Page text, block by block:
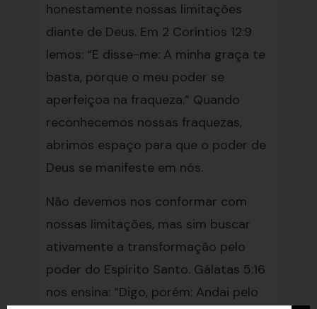
honestamente nossas limitações
diante de Deus. Em 2 Coríntios 12:9
lemos: “E disse-me: A minha graça te
basta, porque o meu poder se
aperfeiçoa na fraqueza.” Quando
reconhecemos nossas fraquezas,
abrimos espaço para que o poder de
Deus se manifeste em nós.
Não devemos nos conformar com
nossas limitações, mas sim buscar
ativamente a transformação pelo
poder do Espírito Santo. Gálatas 5:16
nos ensina: “Digo, porém: Andai pelo